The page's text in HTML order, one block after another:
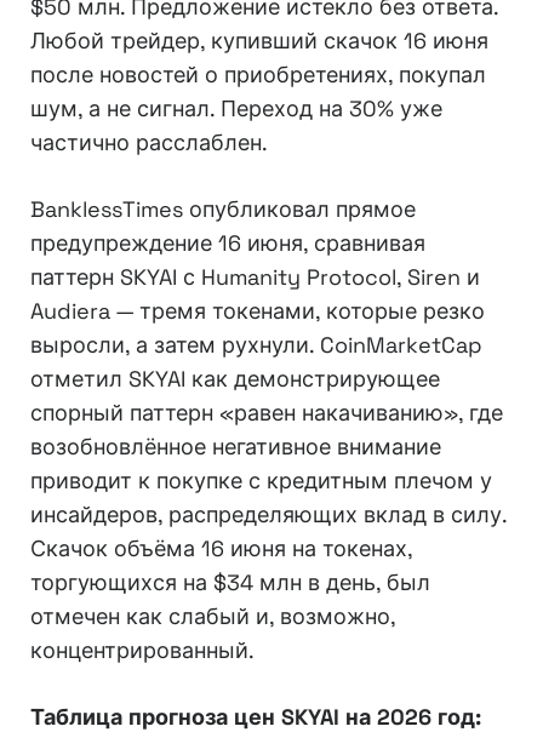
$50 млн. Предложение истекло без ответа.
Любой трейдер, купивший скачок 16 июня
после новостей о приобретениях, покупал
шум, а не сигнал. Переход на 30% уже
частично расслаблен.
BanklessTimes опубликовал прямое
предупреждение 16 июня, сравнивая
паттерн SKYAI с Humanity Protocol, Siren и
Audiera — тремя токенами, которые резко
выросли, а затем рухнули. CoinMarketCap
отметил SKYAI как демонстрирующее
спорный паттерн «равен накачиванию», где
возобновлённое негативное внимание
приводит к покупке с кредитным плечом у
инсайдеров, распределяющих вклад в силу.
Скачок объёма 16 июня на токенах,
торгующихся на $34 млн в день, был
отмечен как слабый и, возможно,
концентрированный.
Таблица прогноза цен SKYAI на 2026 год: